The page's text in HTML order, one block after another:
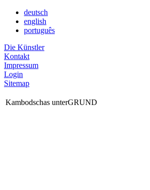
deutsch
english
português
Die Künstler
Kontakt
Impressum
Login
Sitemap
Kambodschas unterGRUND